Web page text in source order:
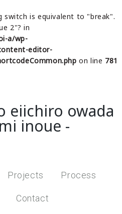
switch is equivalent to "break".
2"? in
a/wp-
editor-
on line 781
Projects Process
Contact